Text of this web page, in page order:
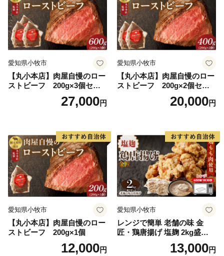
愛知県小牧市
【丸小本店】肉屋自慢のロー
ストビーフ 200g×3個セッ
27,000円
愛知県小牧市
【丸小本店】肉屋自慢のロー
ストビーフ 200g×2個セッ
20,000円
愛知県小牧市
【丸小本店】肉屋自慢のロー
ストビーフ 200g×1個
12,000円
愛知県小牧市
レンジで簡単 老舗の味 金
匠・鶏唐揚げ 塩麹 2kg盛りセ
ット（500g×4袋） からあげ
レンジ 冷凍 調理済み 味付き
13,000円